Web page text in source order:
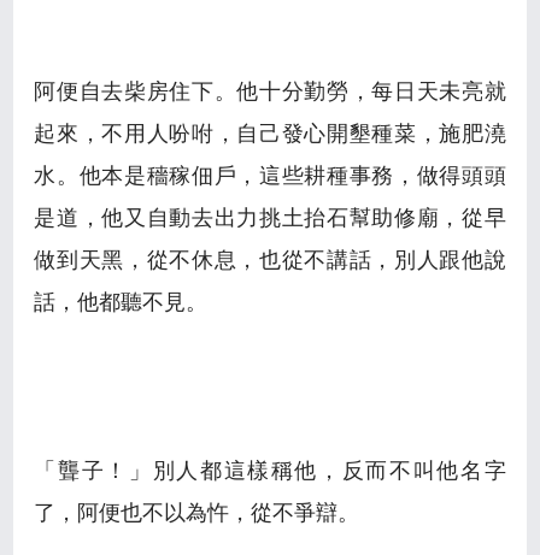
阿便自去柴房住下。他十分勤勞，每日天未亮就
起來，不用人吩咐，自己發心開墾種菜，施肥澆
水。他本是穡稼佃戶，這些耕種事務，做得頭頭
是道，他又自動去出力挑土抬石幫助修廟，從早
做到天黑，從不休息，也從不講話，別人跟他說
話，他都聽不見。
「聾子！」別人都這樣稱他，反而不叫他名字
了，阿便也不以為忤，從不爭辯。